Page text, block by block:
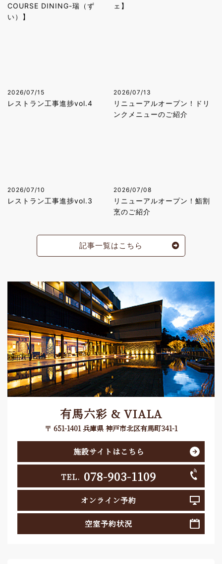
COURSE DINING-瑞（ず
い）】
ェ】
2026/07/15
レストラン工事進捗vol.4
2026/07/13
リニューアルオープン！ドリ
ンクメニューのご紹介
2026/07/10
レストラン工事進捗vol.3
2026/07/08
リニューアルオープン！鮨割
烹のご紹介
記事一覧はこちら
有馬六彩 & VIALA
〒 651-1401 兵庫県 神戸市北区有馬町341-1
施設サイトはこちら
TEL. 078-903-1109
オンライン予約
空室予約状況